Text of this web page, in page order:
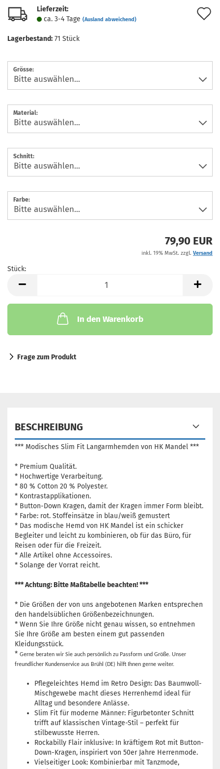
Lieferzeit:
ca. 3-4 Tage (Ausland abweichend)
Lagerbestand: 71 Stück
Grösse:
Material:
Schnitt:
Farbe:
79,90 EUR
inkl. 19% MwSt. zzgl. Versand
Stück:
In den Warenkorb
Frage zum Produkt
BESCHREIBUNG
*** Modisches Slim Fit Langarmhemden von HK Mandel ***
* Premium Qualität.
* Hochwertige Verarbeitung.
* 80 % Cotton 20 % Polyester.
* Kontrastapplikationen.
* Button-Down Kragen, damit der Kragen immer Form bleibt.
* Farbe: rot. Stoffeinsätze in blau/weiß gemustert
* Das modische Hemd von HK Mandel ist ein schicker
Begleiter und leicht zu kombinieren, ob für das Büro, für
Reisen oder für die Freizeit.
* Alle Artikel ohne Accessoires.
* Solange der Vorrat reicht.
*** Achtung: Bitte Maßtabelle beachten! ***
* Die Größen der von uns angebotenen Marken entsprechen
den handelsüblichen Größenbezeichnungen.
* Wenn Sie Ihre Größe nicht genau wissen, so entnehmen
Sie Ihre Größe am besten einem gut passenden
Kleidungsstück.
* Gerne beraten wir Sie auch persönlich zu Passform und Größe. Unser
freundlicher Kundenservice aus Brühl (DE) hilft Ihnen gerne weiter.
Pflegeleichtes Hemd im Retro Design: Das Baumwoll-
Mischgewebe macht dieses Herrenhemd ideal für
Alltag und besondere Anlässe.
Slim Fit für moderne Männer: Figurbetonter Schnitt
trifft auf klassischen Vintage-Stil – perfekt für
stilbewusste Herren.
Rockabilly Flair inklusive: In kräftigem Rot mit Button-
Down-Kragen, inspiriert von 50er Jahre Herrenmode.
Vielseitiger Look: Kombinierbar mit Tanzmode,